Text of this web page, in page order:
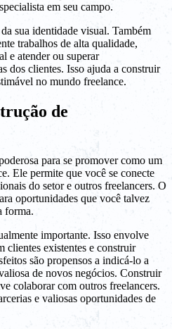
em seu campo.
sua identidade visual. Também
trabalhos de alta qualidade,
e atender ou superar
dos clientes. Isso ajuda a construir
no mundo freelance.
de
para se promover como um
Ele permite que você se conecte
do setor e outros freelancers. O
oportunidades que você talvez
forma.
importante. Isso envolve
clientes existentes e construir
são propensos a indicá-lo a
de novos negócios. Construir
colaborar com outros freelancers.
e valiosas oportunidades de